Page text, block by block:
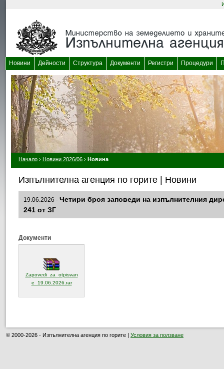
Новини Дейности Структура Документи Регистри Процедури
Начало › Новини 2026/06 › Новина
Изпълнителна агенция по горите | Новини
19.06.2026 - Четири броя заповеди на изпълнителния
241 от ЗГ
Документи
Zapovedi_za_otpisvan
e_19.06.2026.rar(отваря се в нов прозорец)
© 2000-2026 - Изпълнителна агенция по горите | Условия за ползване